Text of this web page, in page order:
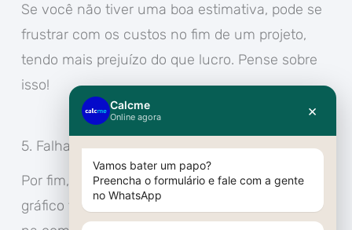
Se você não tiver uma boa estimativa, pode se
frustrar com os custos no fim de um projeto,
tendo mais prejuízo do que lucro. Pense sobre
isso!
5. Falhas na comunicação com clientes
Por fim, a falta de um programa para orçamento
gráfico também pode ser o estopim para falhas